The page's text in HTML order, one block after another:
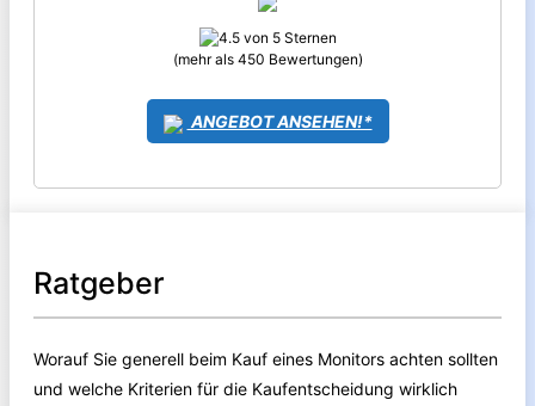
(mehr als 450 Bewertungen)
ANGEBOT ANSEHEN!*
Ratgeber
Worauf Sie generell beim Kauf eines Monitors achten sollten
und welche Kriterien für die Kaufentscheidung wirklich